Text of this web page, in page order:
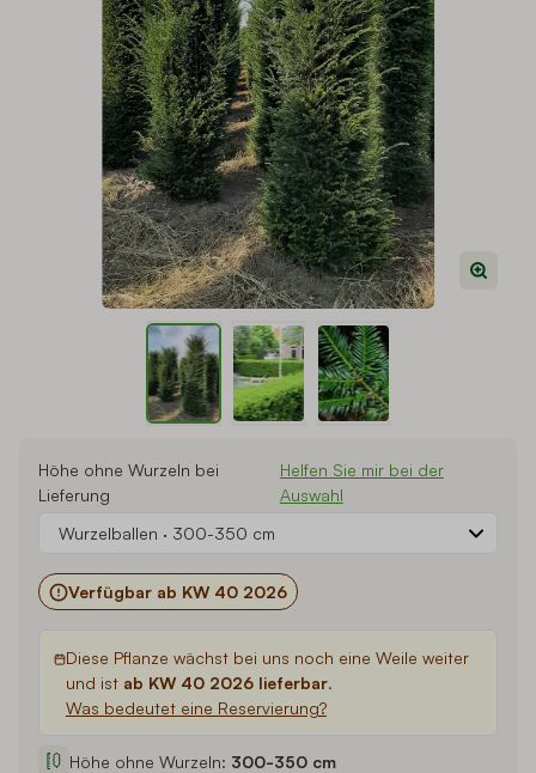
View larger imageView larger imageView larger image
Höhe ohne Wurzeln bei
Lieferung
Helfen Sie mir bei der
Auswahl
Wurzelballen · 300-350 cm
Verfügbar ab KW 40 2026
Diese Pflanze wächst bei uns noch eine Weile weiter
und ist ab KW 40 2026 lieferbar.
Was bedeutet eine Reservierung?
Höhe ohne Wurzeln: 300-350 cm